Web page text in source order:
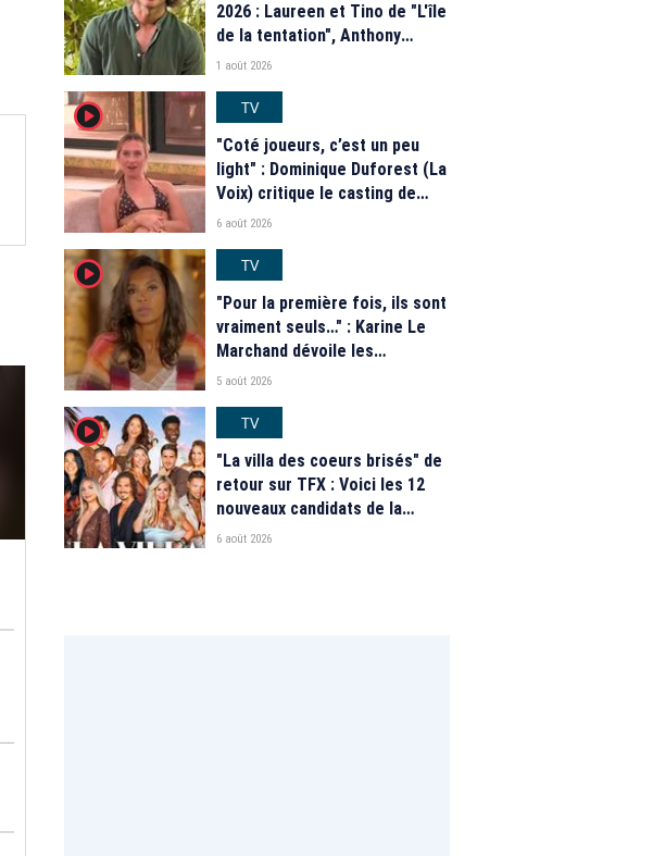
2026 : Laureen et Tino de "L'île
de la tentation", Anthony
Matéo, Jade Leboeuf... Le
de la télé-réalité de W9
1 août 2026
player2
TV
"Coté joueurs, c’est un peu
light" : Dominique Duforest (La
Voix) critique le casting de
"Secret Story" 2026
6 août 2026
player2
TV
"Pour la première fois, ils sont
vraiment seuls…" : Karine Le
Marchand dévoile les
nouveautés des speed dating
2026
5 août 2026
player2
TV
"La villa des coeurs brisés" de
retour sur TFX : Voici les 12
nouveaux candidats de la
saison 2026
6 août 2026